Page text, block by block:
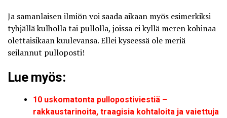
Ja samanlaisen ilmiön voi saada aikaan myös esimerkiksi
tyhjällä kulholla tai pullolla, joissa ei kyllä meren kohinaa
olettaisikaan kuulevansa. Ellei kyseessä ole meriä
seilannut pulloposti!
Lue myös:
10 uskomatonta pullopostiviestiä –
rakkaustarinoita, traagisia kohtaloita ja vaiettuja